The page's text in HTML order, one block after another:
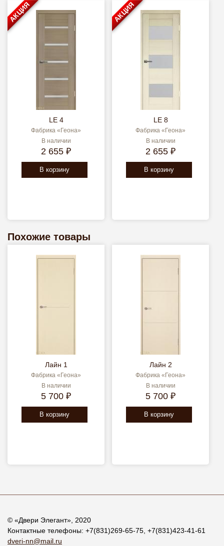
LE 4
Фабрика «Геона»
В наличии
2 655 ₽
В корзину
АКЦИЯ
LE 8
Фабрика «Геона»
В наличии
2 655 ₽
В корзину
АКЦИЯ
Похожие товары
Лайн 1
Фабрика «Геона»
В наличии
5 700 ₽
В корзину
Лайн 2
Фабрика «Геона»
В наличии
5 700 ₽
В корзину
© «Двери Элегант», 2020
Контактные телефоны: +7(831)269-65-75 +7(831)423-41-61
dveri-nn@mail.ru